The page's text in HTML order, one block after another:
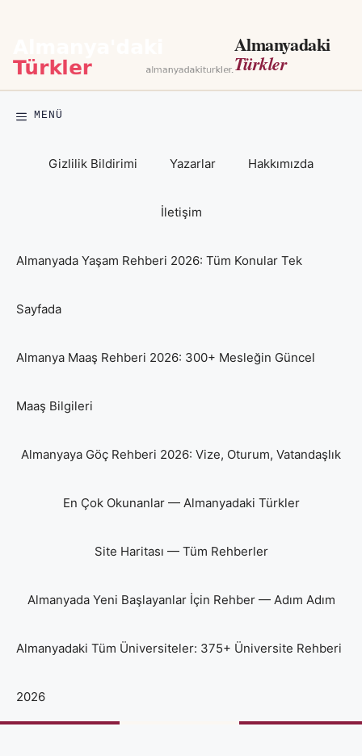
Almanyadaki
Türkler
MENÜ
Gizlilik Bildirimi Yazarlar Hakkımızda
İletişim
Almanyada Yaşam Rehberi 2026: Tüm Konular Tek
Sayfada
Almanya Maaş Rehberi 2026: 300+ Mesleğin Güncel
Maaş Bilgileri
Almanyaya Göç Rehberi 2026: Vize, Oturum, Vatandaşlık
En Çok Okunanlar — Almanyadaki Türkler
Site Haritası — Tüm Rehberler
Almanyada Yeni Başlayanlar İçin Rehber — Adım Adım
Almanyadaki Tüm Üniversiteler: 375+ Üniversite Rehberi
2026